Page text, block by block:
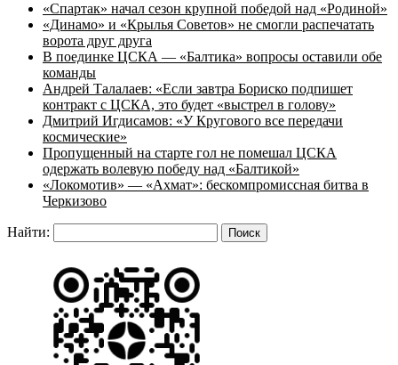
«Спартак» начал сезон крупной победой над «Родиной»
«Динамо» и «Крылья Советов» не смогли распечатать
ворота друг друга
В поединке ЦСКА — «Балтика» вопросы оставили обе
команды
Андрей Талалаев: «Если завтра Бориско подпишет
контракт с ЦСКА, это будет «выстрел в голову»
Дмитрий Игдисамов: «У Кругового все передачи
космические»
Пропущенный на старте гол не помешал ЦСКА
одержать волевую победу над «Балтикой»
«Локомотив» — «Ахмат»: бескомпромиссная битва в
Черкизово
Найти: